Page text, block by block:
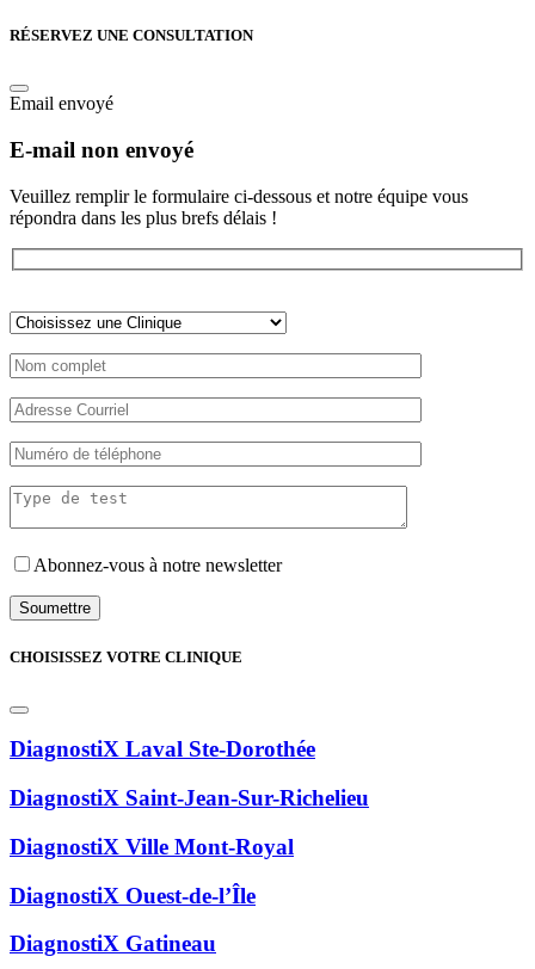
RÉSERVEZ UNE CONSULTATION
Email envoyé
E-mail non envoyé
Veuillez remplir le formulaire ci-dessous et notre équipe vous
répondra dans les plus brefs délais !
laisser
champ
Abonnez-vous à notre newsletter
CHOISISSEZ VOTRE CLINIQUE
DiagnostiX Laval Ste-Dorothée
DiagnostiX Saint-Jean-Sur-Richelieu
DiagnostiX Ville Mont-Royal
DiagnostiX Ouest-de-l’Île
DiagnostiX Gatineau